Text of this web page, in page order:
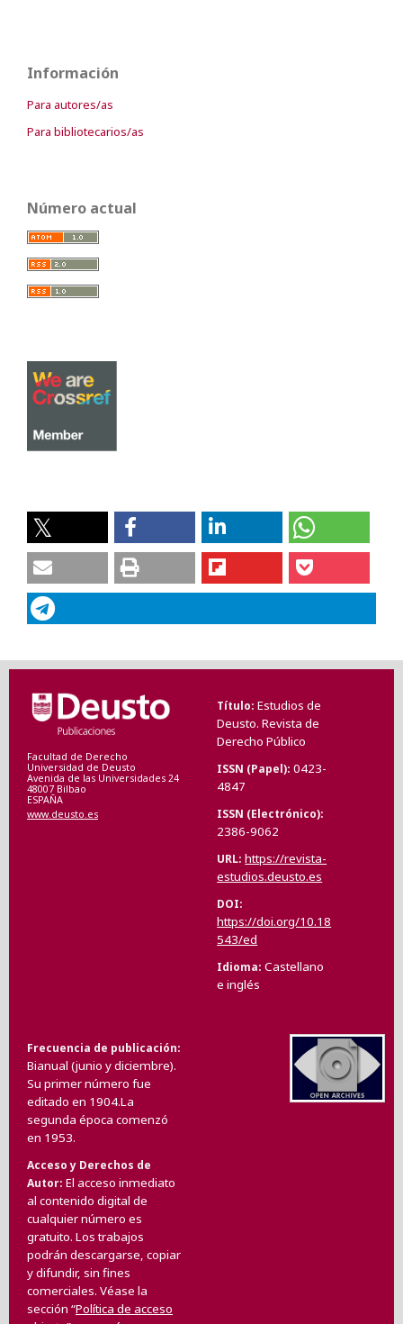
Información
Para autores/as
Para bibliotecarios/as
Número actual
Facultad de Derecho
Universidad de Deusto
Avenida de las Universidades 24
48007 Bilbao
ESPAÑA
www.deusto.es
Título Estudios de
Deusto. Revista de
Derecho Público
ISSN (Papel) 0423-
4847
ISSN (Electrónico)
2386-9062
URL https://revista-
estudios.deusto.es
DOI
https://doi.org/10.18
543/ed
Idioma Castellano
e inglés
Frecuencia de publicación
Bianual (junio y diciembre).
Su primer número fue
editado en 1904.La
segunda época comenzó
en 1953.
Acceso y Derechos de
Autor El acceso inmediato
al contenido digital de
cualquier número es
gratuito. Los trabajos
podrán descargarse, copiar
y difundir, sin fines
comerciales. Véase la
sección “Política de acceso